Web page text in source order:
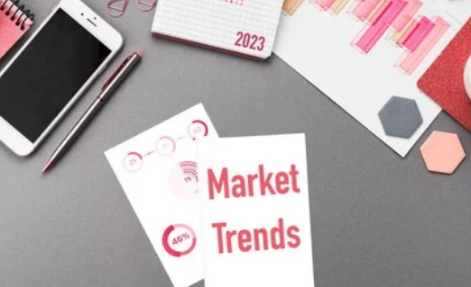
bluzę na różne okazje! Znajdź inspirujące
porady, które pomogą Ci znaleźć styl
dostosowany do Twojego wydarzenia i
prywatnego stylu.
ważna i jak ją osiągnąć